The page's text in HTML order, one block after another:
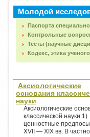
Молодой
Паспорта
Контрольные
Тесты (научные
Кодекс, этика ученого
Аксиологические
основания
науки
Аксиологические
классической науки 1)
ценностные
XVII — XIX вв. В